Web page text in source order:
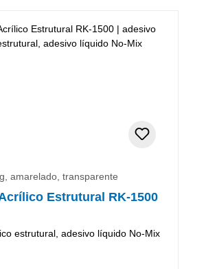
amarelado, transparente
Estrutural RK-1500
estrutural, adesivo líquido No-Mix